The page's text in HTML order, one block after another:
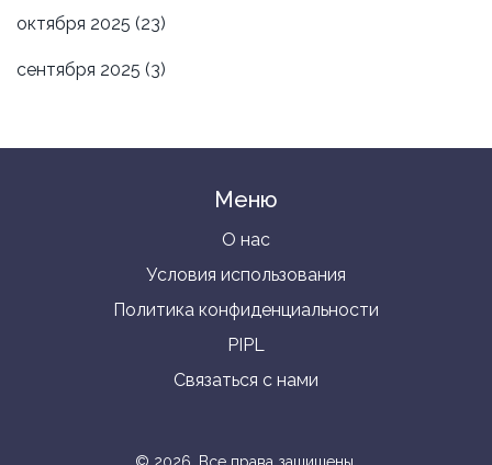
октября 2025 (23)
сентября 2025 (3)
Меню
О нас
Условия использования
Политика конфиденциальности
PIPL
Связаться с нами